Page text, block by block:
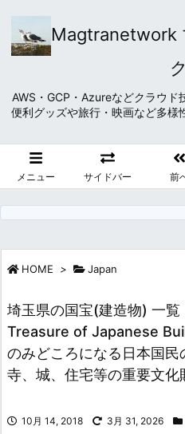
Magtranetwork
ク
AWS・GCP・Azureなどクラウド
便利グッズや旅行・映画など多様
メニュー サイドバー 前
HOME > Japan
埼玉県の国宝(建造物) 一
Treasure of Japanese
のみどころになる日本国民
寺、城、住宅等の重要文化
10月 14, 2018 3月 31, 2026